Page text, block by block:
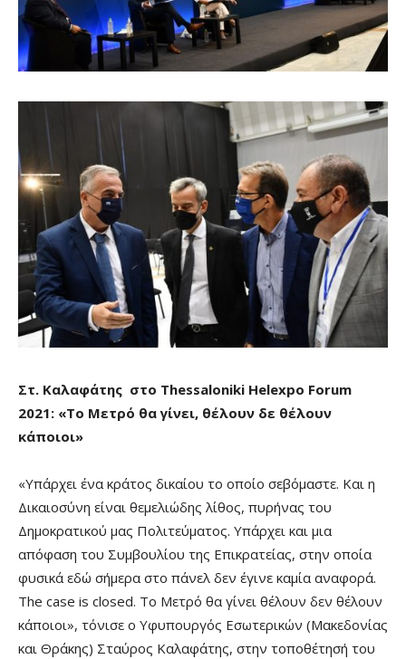
Στ. Καλαφάτης στο Thessaloniki Helexpo Forum
2021: «Το Μετρό θα γίνει, θέλουν δε θέλουν
κάποιοι»
«Υπάρχει ένα κράτος δικαίου το οποίο σεβόμαστε. Και η
Δικαιοσύνη είναι θεμελιώδης λίθος, πυρήνας του
Δημοκρατικού μας Πολιτεύματος. Υπάρχει και μια
απόφαση του Συμβουλίου της Επικρατείας, στην οποία
φυσικά εδώ σήμερα στο πάνελ δεν έγινε καμία αναφορά.
The case is closed. Το Μετρό θα γίνει θέλουν δεν θέλουν
κάποιοι», τόνισε ο Υφυπουργός Εσωτερικών (Μακεδονίας
και Θράκης) Σταύρος Καλαφάτης, στην τοποθέτησή του